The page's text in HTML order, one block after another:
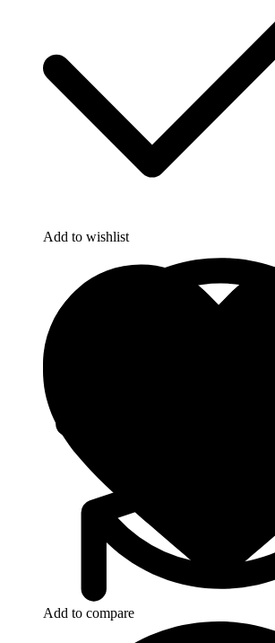
Add to wishlist
Add to compare